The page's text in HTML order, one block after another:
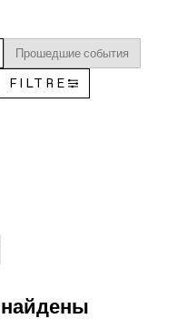
Прошедшие события
FILTRE